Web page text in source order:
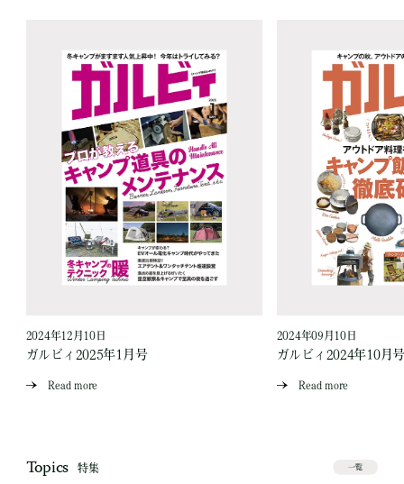
2024年12月10日
ガルビィ2025年1月号
Read more
2024年09月10日
ガルビィ2024年10月
Read more
Topics 特集 一覧